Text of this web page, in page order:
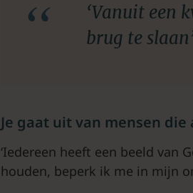
‘Vanuit een
brug te
Je gaat uit van mensen
‘Iedereen heeft een beeld van
houden, beperk ik me in mijn